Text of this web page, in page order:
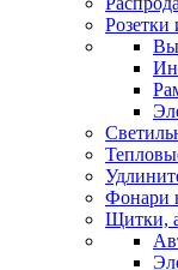
Фонари
Щитки,